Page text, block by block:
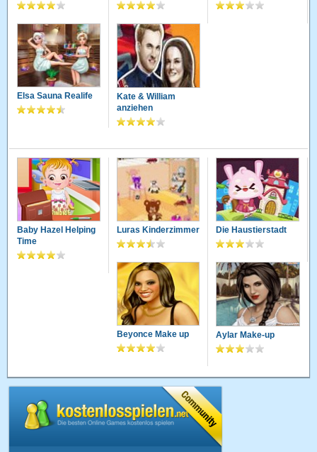
Elsa Sauna Realife
Kate & William
anziehen
Baby Hazel Helping
Time
Luras Kinderzimmer Die Haustierstadt
Beyonce Make up Aylar Make-up